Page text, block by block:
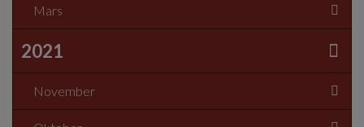
Mars
2021
November